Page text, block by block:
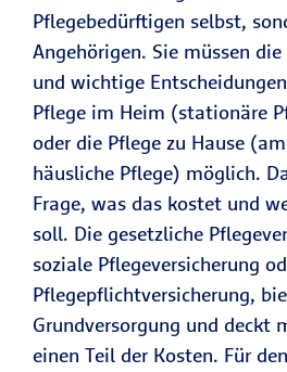
Pflegebedürftigen selbst,
Angehörigen. Sie müssen
und wichtige
Pflege im Heim (stationäre
oder die Pflege zu Hause
häusliche Pflege) möglich.
Frage, was das kostet und
soll. Die gesetzliche
soziale Pflegeversicherung
Pflegepflichtversicherung,
Grundversorgung und deckt
einen Teil der Kosten. Für